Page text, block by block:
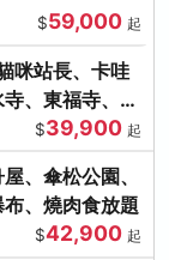
$59,000 起
咪站長、卡哇
、東福寺、伊
$39,900 起
、傘松公園、
、燒肉食放題
$42,900 起